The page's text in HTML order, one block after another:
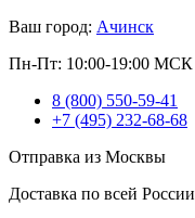
Ваш город: Ачинск
Пн-Пт: 10:00-19:00 МСК
8 (800) 550-59-41
+7 (495) 232-68-68
Отправка из Москвы
Доставка по всей России